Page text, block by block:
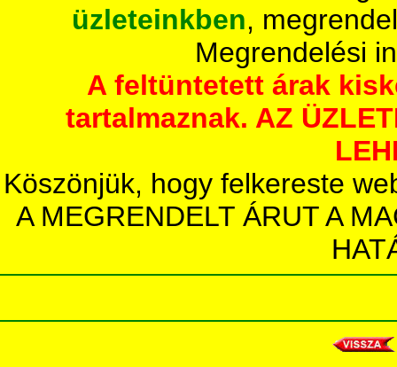
üzleteinkben,
Megrendelési
A feltüntetett árak
tartalmaznak. AZ
Köszönjük, hogy felkereste
A MEGRENDELT ÁRUT A